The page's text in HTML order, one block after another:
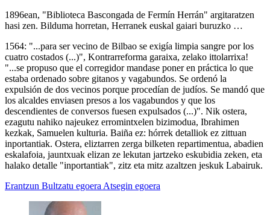
1896ean, "Biblioteca Bascongada de Fermín Herrán" argitaratzen
hasi zen. Bilduma horretan, Herranek euskal gaiari buruzko …
1564: "...para ser vecino de Bilbao se exigía limpia sangre por los
cuatro costados (...)", Kontrarreforma garaixa, zelako ittolarrixa!
"...se propuso que el corregidor mandase poner en práctica lo que
estaba ordenado sobre gitanos y vagabundos. Se ordenó la
expulsión de dos vecinos porque procedían de judíos. Se mandó que
los alcaldes enviasen presos a los vagabundos y que los
descendientes de conversos fuesen expulsados (...)". Nik ostera,
ezagutu nahiko najeukez erromintxelen bizimodua, Ibrahimen
kezkak, Samuelen kulturia. Baiña ez: hórrek detalliok ez zittuan
inportantiak. Ostera, eliztarren zerga bilketen repartimentua, abadien
eskalafoia, jauntxuak elizan ze lekutan jartzeko eskubidia zeken, eta
halako detalle "inportantiak", zitz eta mitz azaltzen jeskuk Labairuk.
Erantzun Bultzatu egoera Atsegin egoera